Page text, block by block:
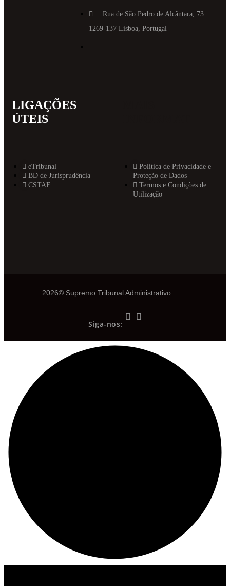
Rua de São Pedro de Alcântara, 73
1269-137 Lisboa, Portugal
LIGAÇÕES
ÚTEIS
eTribunal
BD de Jurisprudência
CSTAF
Política de Privacidade e
Proteção de Dados
Termos e Condições de
Utilização
2026© Supremo Tribunal Administrativo
Siga-nos: